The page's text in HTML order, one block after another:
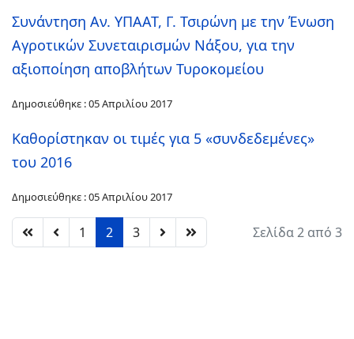
Συνάντηση Αν. ΥΠΑΑΤ, Γ. Τσιρώνη με την Ένωση
Αγροτικών Συνεταιρισμών Νάξου, για την
αξιοποίηση αποβλήτων Τυροκομείου
Δημοσιεύθηκε : 05 Απριλίου 2017
Καθορίστηκαν οι τιμές για 5 «συνδεδεμένες»
του 2016
Δημοσιεύθηκε : 05 Απριλίου 2017
1 2 3 Σελίδα 2 από 3